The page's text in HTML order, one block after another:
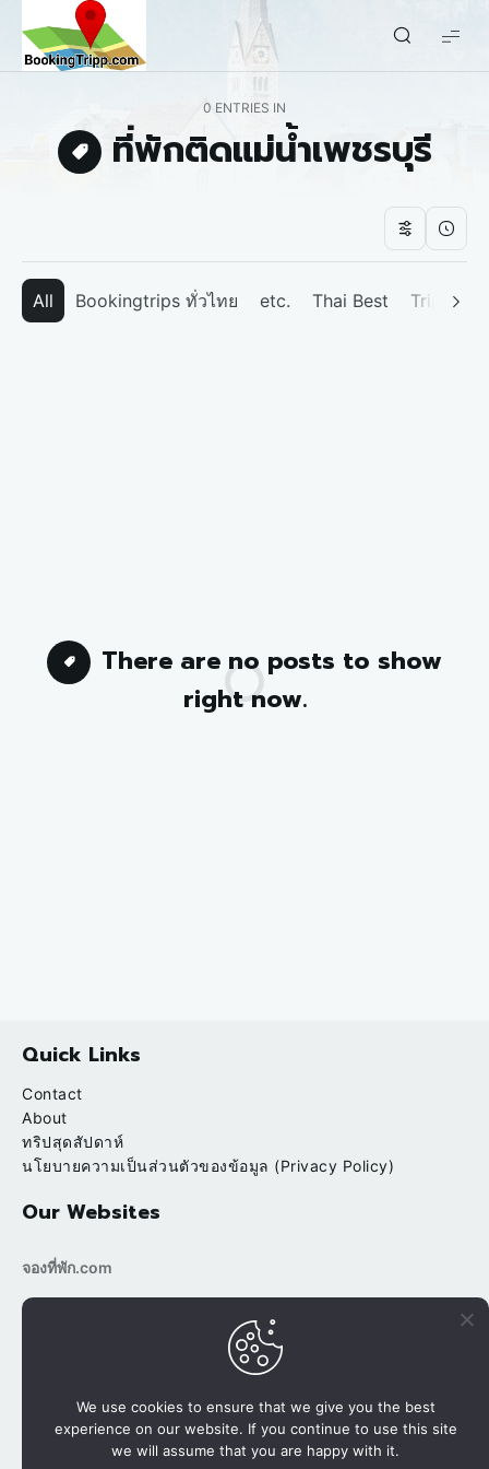
bookingtripp.com
0 ENTRIES IN
ที่พักติดแม่น้ำเพชรบุรี
All Bookingtrips ทั่วไทย etc. Thai Best Tripp
There are no posts to show
right now.
Quick Links
Contact
About
ทริปสุดสัปดาห์
นโยบายความเป็นส่วนตัวของข้อมูล (Privacy Policy)
Our Websites
จองที่พัก.com
bookingtripp.com
นาขั้นบันได ปางมะโอ นาเลยคี เชียงใหม่
We use cookies to ensure that we give you the best
experience on our website. If you continue to use this site
we will assume that you are happy with it.